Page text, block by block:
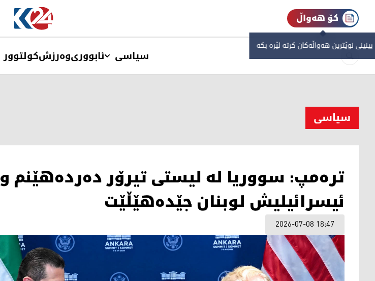
کۆ هەواڵ
نوێترین هەواڵەکان کرتە لێرە بکە
سیاسی ئابووریوەرزشکولتوور
سیاسی
ترەمپ: سووریا لە لیستی تیرۆر دەردەهێنم و
ئیسرائیلیش لوبنان جێدەهێڵێت
2026-07-08 18:47